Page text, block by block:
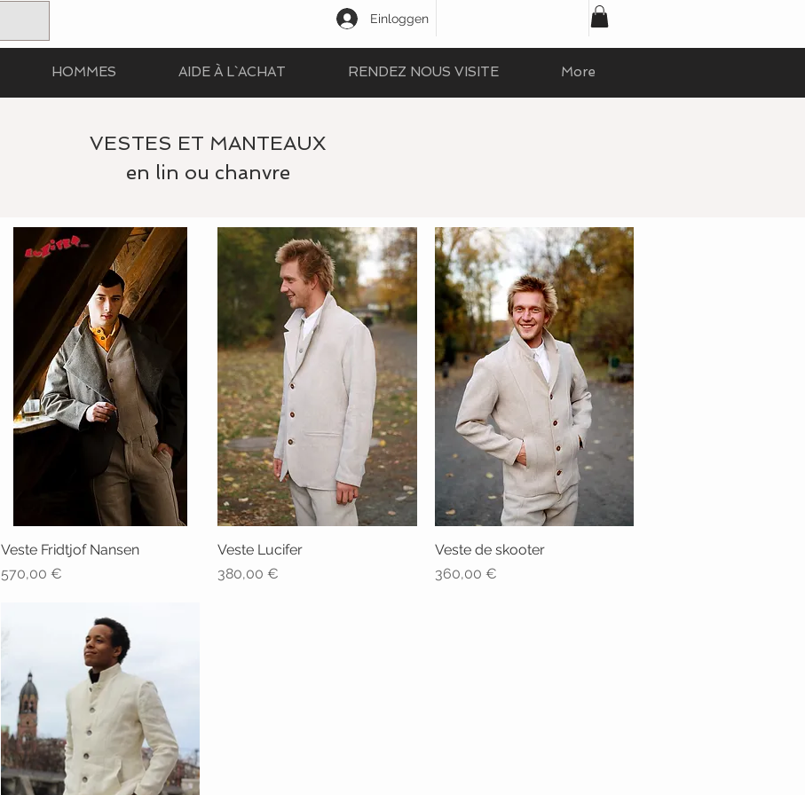
Einloggen
HOMMES AIDE À L`ACHAT RENDEZ NOUS VISITE More
VESTES ET MANTEAUX
en lin ou chanvre
Aperçu rapide
Veste Fridtjof Nansen
Prix
570,00 €
Aperçu rapide
Veste Lucifer
Prix
380,00 €
Aperçu rapide
Veste de skooter
Prix
360,00 €